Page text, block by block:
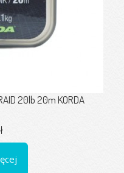
20lb 20m KORDA